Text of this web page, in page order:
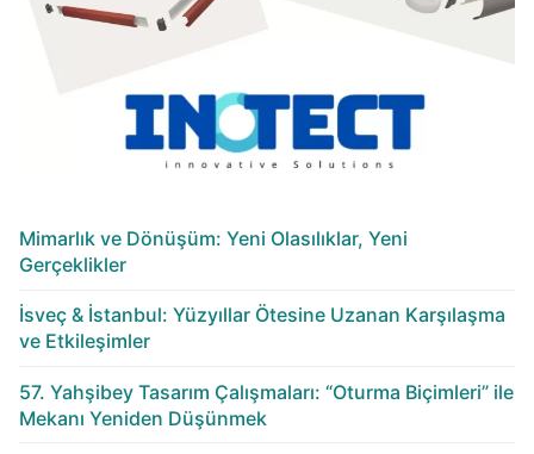
Mimarlık ve Dönüşüm: Yeni Olasılıklar, Yeni
Gerçeklikler
İsveç & İstanbul: Yüzyıllar Ötesine Uzanan Karşılaşma
ve Etkileşimler
57. Yahşibey Tasarım Çalışmaları: “Oturma Biçimleri” ile
Mekanı Yeniden Düşünmek